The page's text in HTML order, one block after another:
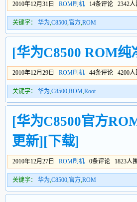
2010年12月31日 ROM刷机 14条评论 2342人
关键字： 华为,C8500,官方,ROM
[华为C8500 ROM纯
2010年12月29日 ROM刷机 44条评论 4200人
关键字： 华为,C8500,ROM,Root
[华为C8500官方
更新][下载]
2010年12月27日 ROM刷机 0条评论 1823人
关键字： 华为,C8500,官方,ROM